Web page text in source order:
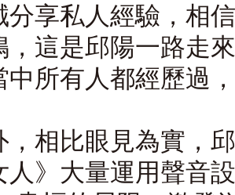
分享私人經驗，相
，這是邱陽一路走
中所有人都經歷過
，相比眼見為實，
人》大量運用聲音